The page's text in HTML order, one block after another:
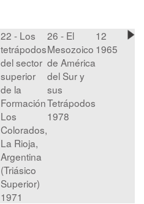
22 - Los
tetrápodos
del sector
superior
de la
Formación
Los
Colorados,
La Rioja,
Argentina
(Triásico
Superior)
1971
26 - El
Mesozoico
de América
del Sur y
sus
Tetrápodos
1978
12
1965